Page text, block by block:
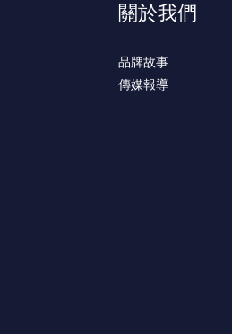
關於我們
品牌故事
傳媒報導